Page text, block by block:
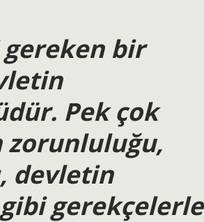
bir
Pek çok
devletin
gerekçelerle